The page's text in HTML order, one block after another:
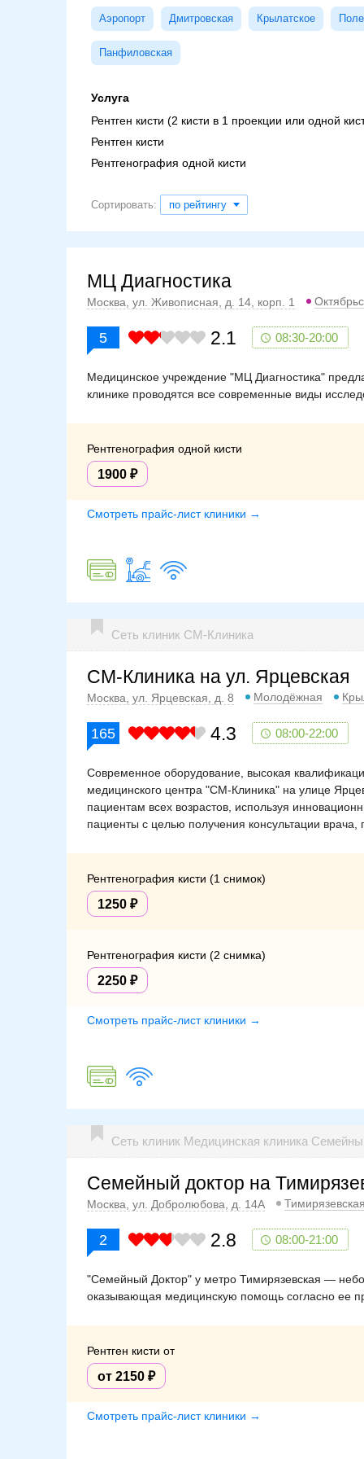
Аэропорт Дмитровская Крылатское
Панфиловская
Услуга
Рентген кисти (2 кисти в 1 проекции или одной
Рентген кисти
Рентгенография одной кисти
Сортировать: по рейтингу
МЦ Диагностика
Москва, ул. Живописная, д. 14, корп. 1
5 2.1 08:30-20:00
Медицинское учреждение "МЦ Диагностика"
клинике проводятся все современные виды
Рентгенография одной кисти
1900
Смотреть прайс-лист клиники →
Сеть клиник СМ-Клиника
СМ-Клиника на ул. Ярцевская
Москва, ул. Ярцевская, д. 8 Молодёжная
165 4.3 08:00-22:00
Современное оборудование, высокая
медицинского центра "СМ-Клиника" на улице
пациентам всех возрастов, используя
пациенты с целью получения консультации
Рентгенография кисти (1 снимок)
1250
Рентгенография кисти (2 снимка)
2250
Смотреть прайс-лист клиники →
Сеть клиник Медицинская клиника
Семейный доктор на
Москва, ул. Добролюбова, д. 14А
2 2.8 08:00-21:00
"Семейный Доктор" у метро Тимирязевская —
оказывающая медицинскую помощь согласно ее
Рентген кисти от
от 2150
Смотреть прайс-лист клиники →